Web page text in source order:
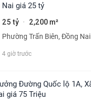
giá 25 tỷ
25 tỷ · 2,200 m²
Phường Trấn Biên, Đồng Nai
4 giờ trước
giá 75 Triệu